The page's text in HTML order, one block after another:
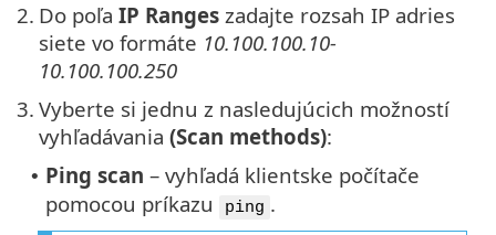
2. Do poľa IP Ranges zadajte rozsah IP adries
siete vo formáte 10.100.100.10-
10.100.100.250
3. Vyberte si jednu z nasledujúcich možností
vyhľadávania (Scan methods):
• Ping scan – vyhľadá klientske počítače
pomocou príkazu
ping .